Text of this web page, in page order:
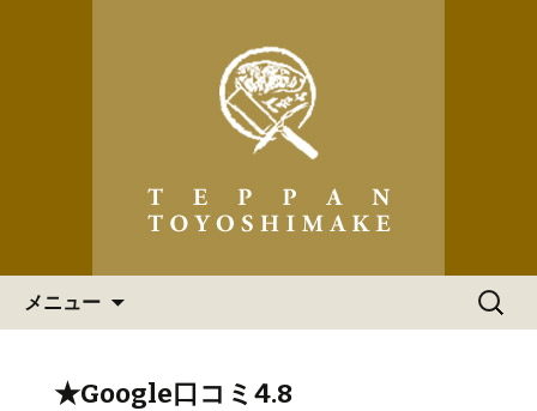
ステーキハウス 道頓堀てっ
ぱん豊島家 からのお知らせ
島家」の最新情報
メニュー
検
★Google口コミ4.8